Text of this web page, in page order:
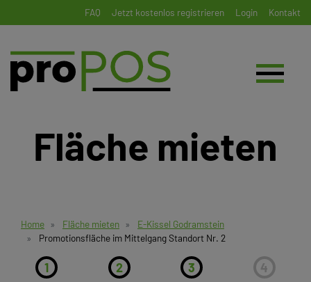
FAQ Jetzt kostenlos registrieren Login Kontakt
Fläche mieten
Home Fläche mieten
E-Kissel Godramstein
Promotionsfläche im Mittelgang Standort Nr. 2
1
2
3
4